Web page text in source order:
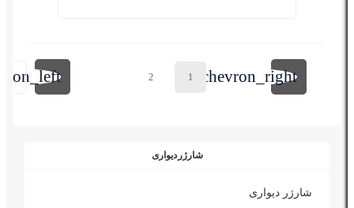
chevron_rightصفحه قبلی صفحه بعدی15
شارژر دیواری
شارژر دیواری